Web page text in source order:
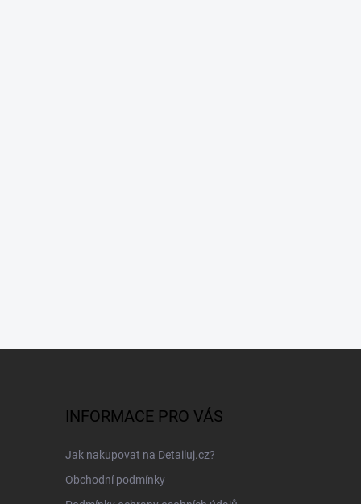
INFORMACE PRO VÁS
Jak nakupovat na Detailuj.cz?
Obchodní podmínky